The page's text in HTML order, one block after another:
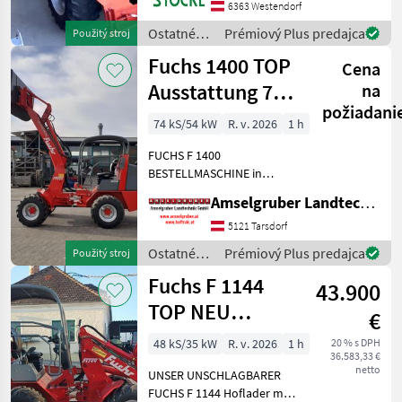
Použitý stroj
Arbeitsscheinwerfer,
Standort Westendorf Náhra
6363 Westendorf
Ostatné
poľnohospodárske
silové
stroje /
Fuchs
Prémiový Plus predajca
Použitý stroj
Fuchs 1400 TOP
Ausstattung 75
PS Profi
Cena
na
74 kS/54 kW R. v. 2026
1 h
FUCHS F 1400
BESTELLMASCHINE in
-75 PS 4 Zylinder
Baumaschinenmotor -
Euroaufnahme -
Hydraulische
Werkzeugverriegelung -ZF
Planetenachse
Amselgruber Landtechnik GmbH
5121 Tarsdorf
Ostatné
poľnohospodárske
silové
stroje /
Fuchs
Prémiový Plus predajca
Fuchs F 1144
TOP NEU
AKTION
43.900
€
20 % s DPH
36.583,33 €
netto
48 kS/35 kW R. v. 2026
1 h
UNSER UNSCHLAGBARER
FUCHS F 1144 Hoflader mit